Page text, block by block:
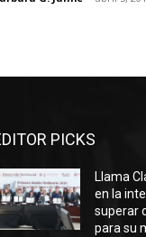
PICKS
Llama
en la
superar
para su